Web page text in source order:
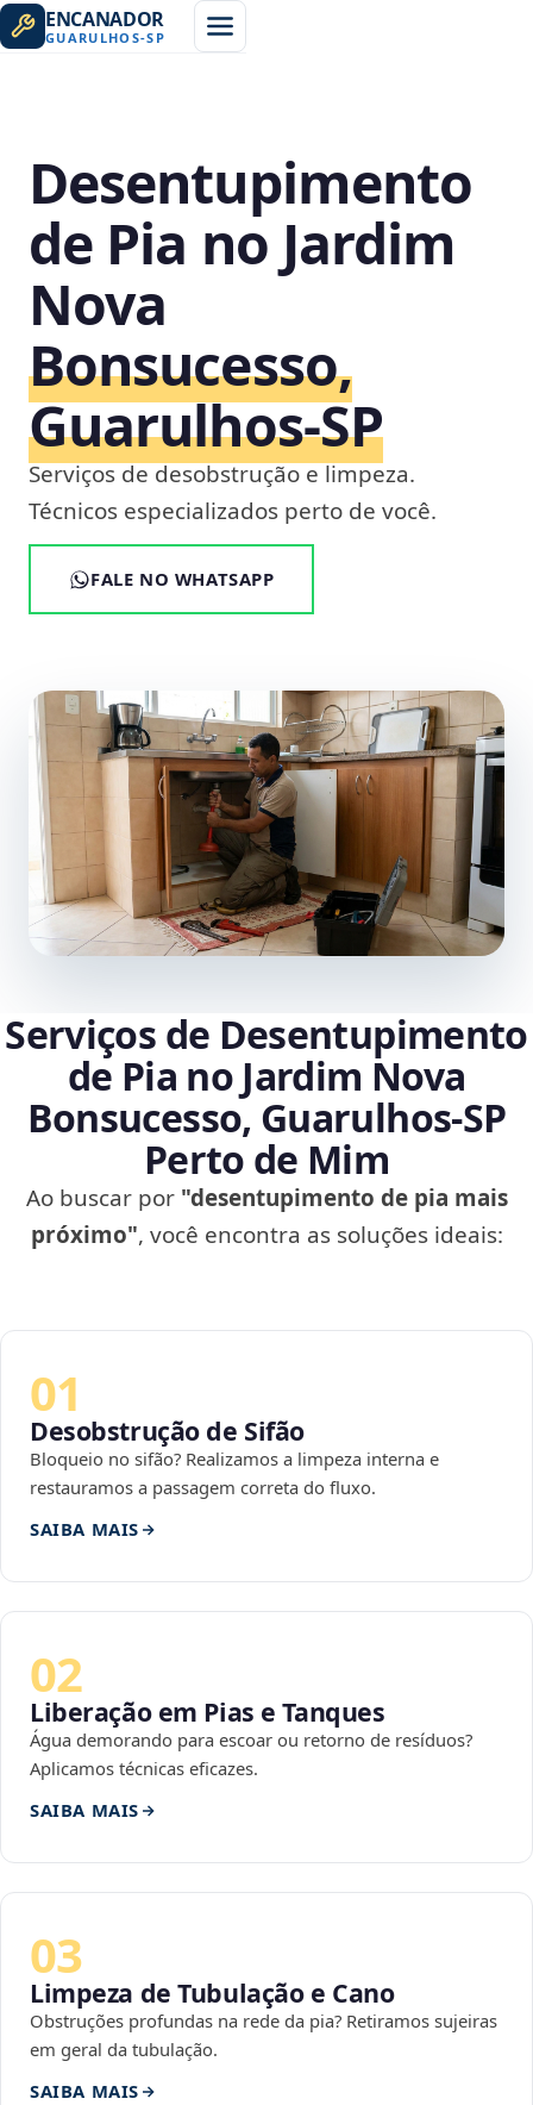
ENCANADOR
GUARULHOS-SP
Desentupimento
de Pia no Jardim
Nova
Bonsucesso,
Guarulhos‑SP
Serviços de desobstrução e limpeza.
Técnicos especializados perto de você.
FALE NO WHATSAPP
Serviços de Desentupimento
de Pia no Jardim Nova
Bonsucesso, Guarulhos‑SP
Perto de Mim
Ao buscar por "desentupimento de pia mais
próximo", você encontra as soluções ideais:
01
Desobstrução de Sifão
Bloqueio no sifão? Realizamos a limpeza interna e
restauramos a passagem correta do fluxo.
SAIBA MAIS
02
Liberação em Pias e Tanques
Água demorando para escoar ou retorno de resíduos?
Aplicamos técnicas eficazes.
SAIBA MAIS
03
Limpeza de Tubulação e Cano
Obstruções profundas na rede da pia? Retiramos sujeiras
em geral da tubulação.
SAIBA MAIS